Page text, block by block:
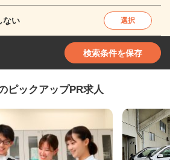
ない 選択
検索条件を保存
ピックアップPR求人